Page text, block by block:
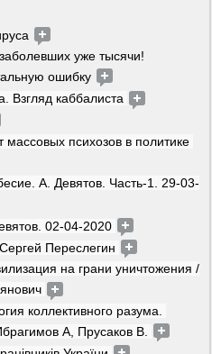
уже тысячи!
ошибку
Взгляд каббалиста
психозов в политике
А. Девятов. Часть-1. 29-03-
02-04-2020
Переслегин
на грани уничтожения /
коллективного разума.
А, Прусаков В.